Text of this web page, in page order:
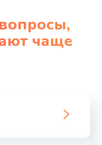
чаще